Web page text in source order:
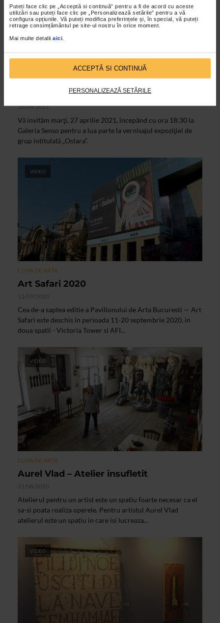
Puteți face clic pe „Acceptă si continuă” pentru a fi de acord cu aceste
utilizări sau puteți face clic pe „Personalizează setările” pentru a vă
configura opțiunile. Vă puteți modifica preferințele și, în special, vă puteți
retrage consimțământul pe site-ul nostru în orice moment.
Mai multe detalii aici.
ACCEPTĂ SI CONTINUĂ
PERSONALIZEAZĂ SETĂRILE
26/04/2021
Vă invităm marţi, 27 aprilie 2021, începând cu ora 18:30 la
Galeria Senso pentru a lua parte la vernisajul expoziţiei de
grup intitulată „Ostara”.
VIDEO
CLIPA DE ARTA
Art Safari 2020
11/09/2020
Cea de-a saptea editie a Pavilionului de Arta Bucuresti — Art
Safari este deschis in perioada 11-20 septembrie 2020, in
doua spatii - Victoria Tower si AFI...
VIDEO
CLIPA DE ARTA
Aurel Vlad – Atelier insufletit
21/08/2020
Atelierul pentru un artist este un spatiu foarte necesar ca el
sa-si poata realiza operele. Pentru artistul Aurel Vlad
atelierul este un spatiu in care isi lucreaza...
VIDEO